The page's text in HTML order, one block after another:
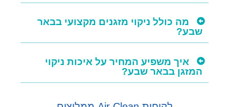
מה כולל ניקוי מזגנים מקצועי בבאר
שבע?
איך משפיע המחיר על איכות ניקוי
המזגן בבאר שבע?